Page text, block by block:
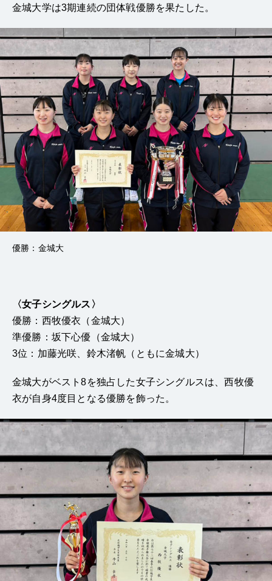
金城大学は3期連続の団体戦優勝を果たした。
優勝：金城大
〈女子シングルス〉
優勝：西牧優衣（金城大）
準優勝：坂下心優（金城大）
3位：加藤光咲、鈴木渚帆（ともに金城大）
金城大がベスト8を独占した女子シングルスは、西牧優
衣が自身4度目となる優勝を飾った。